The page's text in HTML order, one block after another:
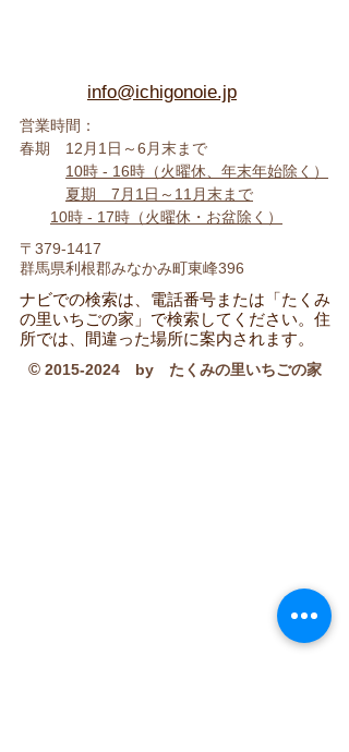
info@ichigonoie.jp
営業時間：
春期 12月1日～6月末まで
10時 - 16時（火曜休、年末年始除く ）
夏期 7月1日～11月末まで
10時 - 17時 （火曜休・お盆除く）
〒379-1417
群馬県利根郡みなかみ町東峰396
​ナビでの検索は、電話番号または「たくみ
の里いちごの家」で検索してください。住
所では、間違った場所に案内されます。
© 2015-2024 by たくみの里いちごの家